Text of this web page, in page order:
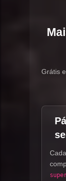
Grátis